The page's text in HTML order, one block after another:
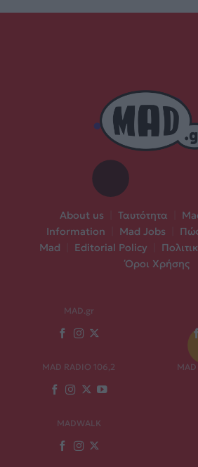
About us Ταυτότητα
Information
Mad Jobs
Mad
Editorial Policy
Όροι Χρήσης
MAD.gr
MAD RADIO 106,2
MADWALK